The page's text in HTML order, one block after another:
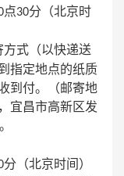
点30分（北京时
方式（以快递送
指定地点的纸质
到付。（邮寄地
宜昌市高新区发
。
分（北京时间）